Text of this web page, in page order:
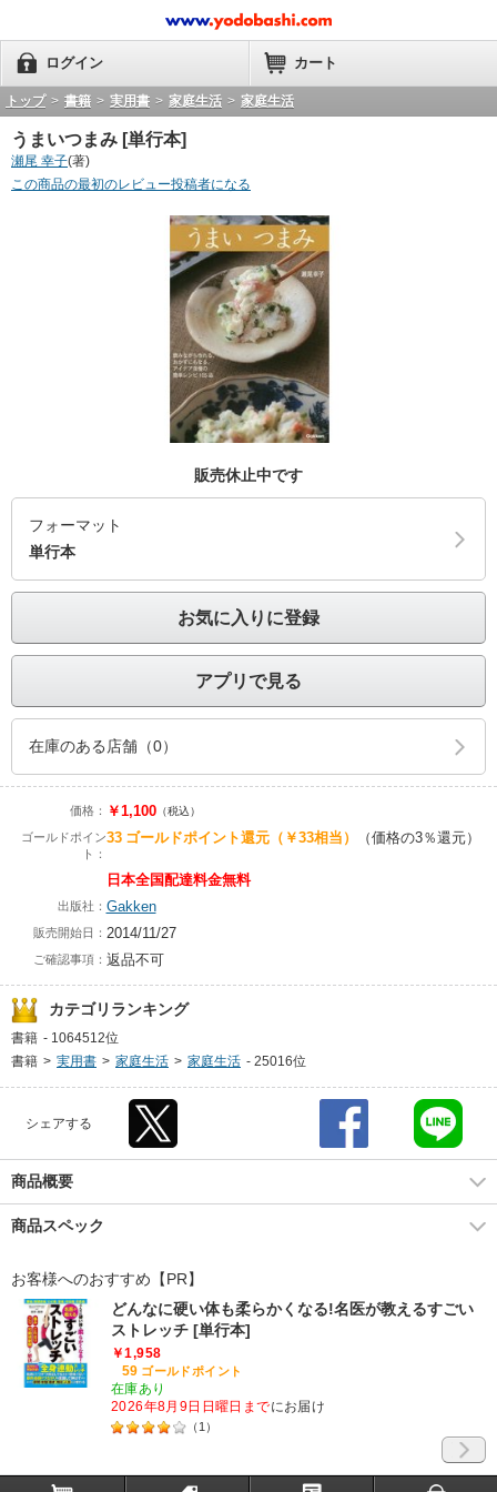
ログイン カート
トップ > 書籍 > 実用書 > 家庭生活 > 家庭生活
うまいつまみ [単行本]
瀬尾 幸子(著)
この商品の最初のレビュー投稿者になる
販売休止中です
フォーマット
単行本
お気に入りに登録
アプリで見る
在庫のある店舗（0）
価格： ￥1,100（税込）
ゴールドポイン
ト：
33 ゴールドポイント還元（￥33相当） （価格の3％還元）
日本全国配達料金無料
出版社： Gakken
販売開始日： 2014/11/27
ご確認事項： 返品不可
カテゴリランキング
書籍 - 1064512位
書籍 > 実用書 > 家庭生活 > 家庭生活 - 25016位
シェアする
商品概要
商品スペック
お客様へのおすすめ【PR】
どんなに硬い体も柔らかくなる!名医が教えるすごい
ストレッチ [単行本]
￥1,958
59 ゴールドポイント
在庫あり
2026年8月9日日曜日までにお届け
（ 1 ）